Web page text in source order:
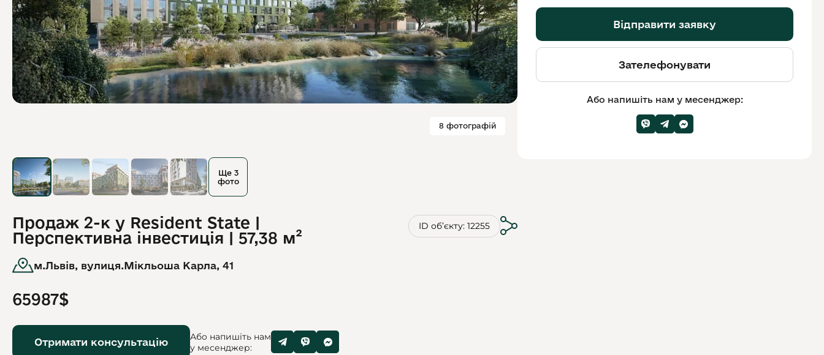
8 фотографій
Ще 3
фото
Продаж 2-к у Resident State |
Перспективна інвестиція | 57,38 м²
м.Львів, вулиця.Мікльоша Карла, 41
ID обʼєкту: 12255
65987$
Отримати консультацію
Або напишіть нам
у месенджер:
Відправити заявку
Зателефонувати
Або напишіть нам у месенджер: